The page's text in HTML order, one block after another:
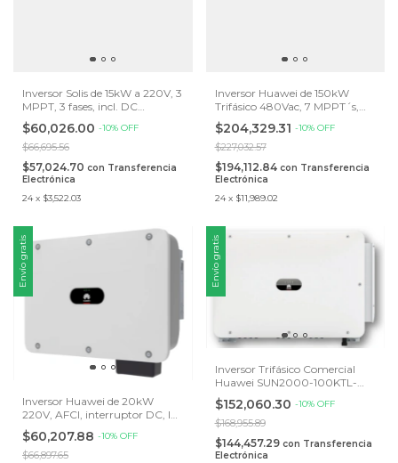
Inversor Solis de 15kW a 220V, 3
MPPT, 3 fases, incl. DC
Disconnect
$60,026.00 -10% OFF
$66,695.56
$57,024.70 con Transferencia
Electrónica
24 x $3,522.03
Inversor Huawei de 150kW
Trifásico 480Vac, 7 MPPT´s,
Protección IP66
$204,329.31 -10% OFF
$227,032.57
$194,112.84 con Transferencia
Electrónica
24 x $11,989.02
Envío gratis
Inversor Huawei de 20kW
220V, AFCI, interruptor DC, IP
66, + 4 MPPT
$60,207.88 -10% OFF
$66,897.65
Envío gratis
Inversor Trifásico Comercial
Huawei SUN2000-100KTL-
M2-IMP
$152,060.30 -10% OFF
$168,955.89
$144,457.29 con Transferencia
Electrónica